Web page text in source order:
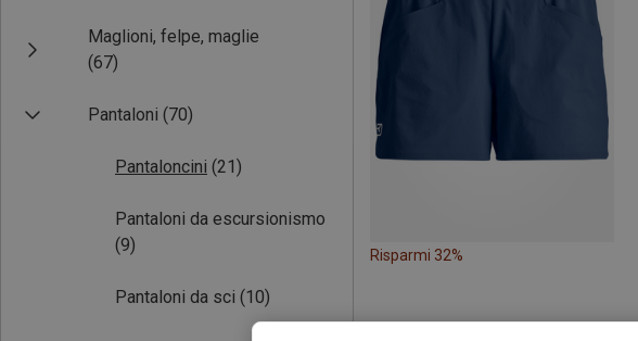
Maglioni, felpe, maglie
(67)
Pantaloni (70)
Pantaloncini (21)
Pantaloni da escursionismo
(9)
Pantaloni da sci (10)
Risparmi 32%